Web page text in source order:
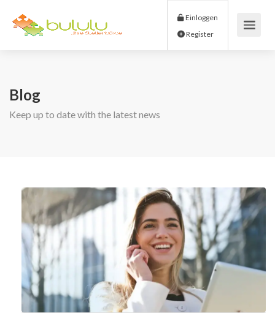
Einloggen
Blog
Keep up to date with the latest news